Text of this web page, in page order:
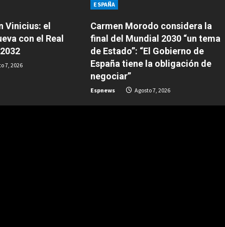
Vinicius: el
con el Real
7, 2026
ESPAÑA
Carmen Morodo considera la
final del Mundial 2030 “un tema
de Estado”: “El Gobierno de
España tiene la obligación de
negociar”
Espnews Agosto 7, 2026